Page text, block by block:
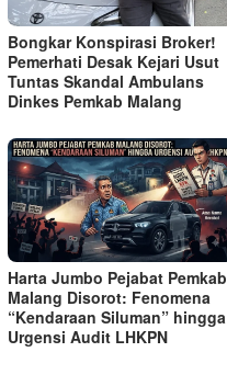
Bongkar Konspirasi Broker!
Pemerhati Desak Kejari Usut
Tuntas Skandal Ambulans
Dinkes Pemkab Malang
Harta Jumbo Pejabat Pemkab
Malang Disorot: Fenomena
“Kendaraan Siluman” hingga
Urgensi Audit LHKPN